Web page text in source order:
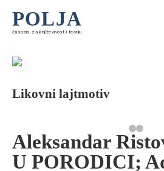
POLJA
časopis za književnost i teoriju
Likovni lajtmotiv
Aleksandar
U PORODICI;